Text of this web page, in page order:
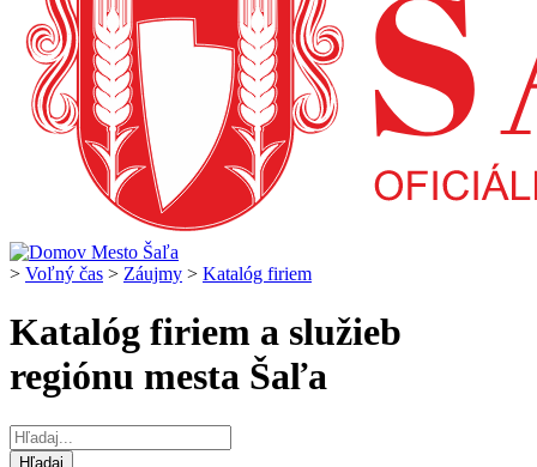
> Voľný čas > Záujmy > Katalóg firiem
Katalóg firiem a služieb
regiónu mesta Šaľa